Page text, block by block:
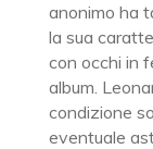
anonimo ha
la sua
con occhi in
album.
condizione
eventuale